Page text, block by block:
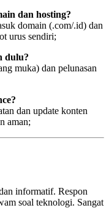
dan hosting?
domain (.com/.id) dan
urus sendiri;
dulu?
muka) dan pelunasan
dan update konten
aman;
informatif. Respon
soal teknologi. Sangat